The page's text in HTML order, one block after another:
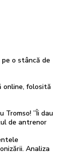
o stâncă de
online, folosită
Tromso! ”Îi dau
de antrenor
Analiza